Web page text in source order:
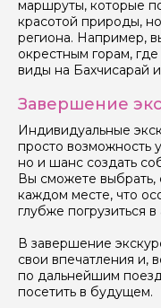
маршруты, которые
красотой природы,
региона. Например,
окрестным горам,
виды на Бахчисарай
Завершение
Индивидуальные
просто возможность
но и шанс создать
Вы сможете выбрать,
каждом месте, что
глубже погрузиться
В завершение
свои впечатления и,
по дальнейшим
посетить в будущем.